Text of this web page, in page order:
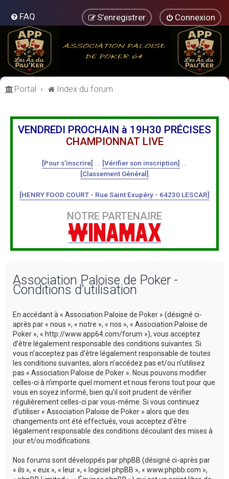
FAQ Connexion
S’enregistrer
Portal Index du forum
VENDREDI PROCHAIN à 19H30 PRÉCISES
CHAMPIONNAT LIVE
[Pour s'inscrire] [Vérifier son inscription]
[Classement Général]
[HENRY FOOD COURT - Rue Saint Exupéry - 64230 LESCAR]
NOTRE PARTENAIRE
Association Paloise de Poker -
Conditions d’utilisation
En accédant à « Association Paloise de Poker » (désigné ci-
après par « nous », « notre », « nos », « Association Paloise de
Poker », « http://www.app64.com/forum »), vous acceptez
d’être légalement responsable des conditions suivantes. Si
vous n’acceptez pas d’être légalement responsable de toutes
les conditions suivantes, alors n’accédez pas et/ou n’utilisez
pas « Association Paloise de Poker ». Nous pouvons modifier
celles-ci à n’importe quel moment et nous ferons tout pour que
vous en soyez informé, bien qu’il soit prudent de vérifier
régulièrement celles-ci par vous-même. Si vous continuez
d’utiliser « Association Paloise de Poker » alors que des
changements ont été effectués, vous acceptez d’être
légalement responsable des conditions découlant des mises à
jour et/ou modifications.
Nos forums sont développés par phpBB (désigné ci-après par
« ils », « eux », « leur », « logiciel phpBB », « www.phpbb.com »,